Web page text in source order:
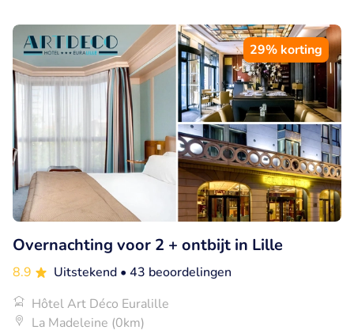
29% korting
Overnachting voor 2 + ontbijt in Lille
8.9 Uitstekend • 43 beoordelingen
Hôtel Art Déco Euralille
La Madeleine (0km)